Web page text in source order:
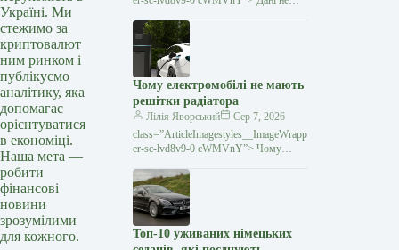
Україні. Ми
стежимо за
криптовалют
ним ринком і
публікуємо
аналітику, яка
допомагає
орієнтуватися
в економіці.
Наша мета —
робити
фінансові
новини
зрозумілими
для кожного.
версій сервісівChatGPT став
найпопулярнішим інструментом
Чому електромобілі не мають
решітки радіатора
Лілія Яворський
Сер 7, 2026
class=”ArticleImagestyles__ImageWrapp
er-sc-lvd8v9-0 cWMVnY”> Чому
радіатораГладка передня частина стала
однією з характерних рис сучасних
Топ-10 уживаних німецьких